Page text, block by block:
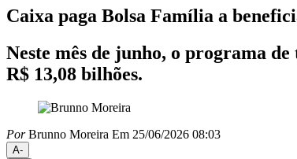
Caixa paga Bolsa Família a
Neste mês de junho, o programa
R$ 13,08 bilhões.
PorBrunno Moreira Em 25/06/2026 08:03
A-